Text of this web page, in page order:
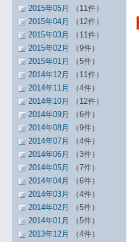
2015年05月
（11件）
2015年04月
（12件）
2015年03月
（11件）
2015年02月
（9件）
2015年01月
（5件）
2014年12月
（11件）
2014年11月
（4件）
2014年10月
（12件）
2014年09月
（6件）
2014年08月
（9件）
2014年07月
（4件）
2014年06月
（3件）
2014年05月
（7件）
2014年04月
（6件）
2014年03月
（4件）
2014年02月
（5件）
2014年01月
（5件）
2013年12月
（4件）